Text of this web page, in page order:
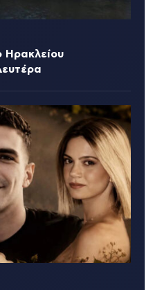
Ηρακλείου